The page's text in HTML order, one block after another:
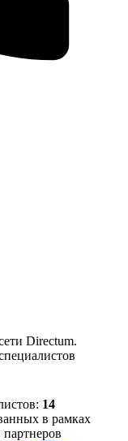
Directum.
14
в рамках